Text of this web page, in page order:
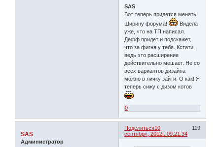
SAS
Вот теперь придется менять!
Ширину форума!
Видела
уже, что на ТП написал.
Дефф придет и подскажет,
что за фигня у тебя. Кстати,
ведь это расширение
действительно мешает. Не со
всех вариантов дизайна
можно в личку зайти. О как! Я
теперь сижу с дизом котов
0
Поделиться 119
10
сентября, 2012г. 09:21:34
SAS
Администратор